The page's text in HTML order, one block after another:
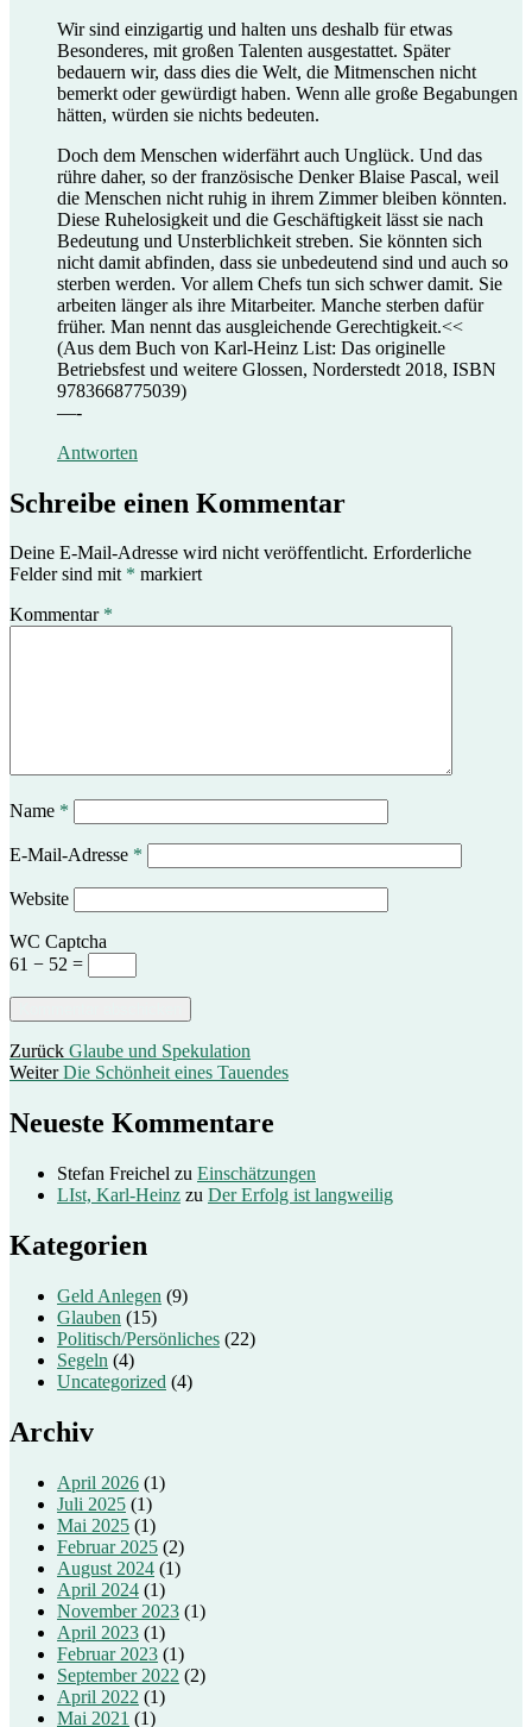
Wir sind einzigartig und halten uns deshalb für etwas
Besonderes, mit großen Talenten ausgestattet. Später
bedauern wir, dass dies die Welt, die Mitmenschen nicht
bemerkt oder gewürdigt haben. Wenn alle große Begabungen
hätten, würden sie nichts bedeuten.
Doch dem Menschen widerfährt auch Unglück. Und das
rühre daher, so der französische Denker Blaise Pascal, weil
die Menschen nicht ruhig in ihrem Zimmer bleiben könnten.
Diese Ruhelosigkeit und die Geschäftigkeit lässt sie nach
Bedeutung und Unsterblichkeit streben. Sie könnten sich
nicht damit abfinden, dass sie unbedeutend sind und auch so
sterben werden. Vor allem Chefs tun sich schwer damit. Sie
arbeiten länger als ihre Mitarbeiter. Manche sterben dafür
früher. Man nennt das ausgleichende Gerechtigkeit.<<
(Aus dem Buch von Karl-Heinz List: Das originelle
Betriebsfest und weitere Glossen, Norderstedt 2018, ISBN
9783668775039)
—-
Antworten
Schreibe einen Kommentar
Deine E-Mail-Adresse wird nicht veröffentlicht. Erforderliche
Felder sind mit * markiert
Kommentar *
Name *
E-Mail-Adresse *
Website
WC Captcha
61 − 52 =
Beitragsnavigation
Zurück Vorheriger
Beitrag:
Glaube und Spekulation
Weiter Nächster
Die Schönheit eines Tauendes
Neueste Kommentare
Stefan Freichel zu Einschätzungen
LIst, Karl-Heinz zu Der Erfolg ist langweilig
Kategorien
Geld Anlegen (9)
Glauben (15)
Politisch/Persönliches (22)
Segeln (4)
Uncategorized (4)
Archiv
April 2026 (1)
Juli 2025 (1)
Mai 2025 (1)
Februar 2025 (2)
August 2024 (1)
April 2024 (1)
November 2023 (1)
April 2023 (1)
Februar 2023 (1)
September 2022 (2)
April 2022 (1)
Mai 2021 (1)